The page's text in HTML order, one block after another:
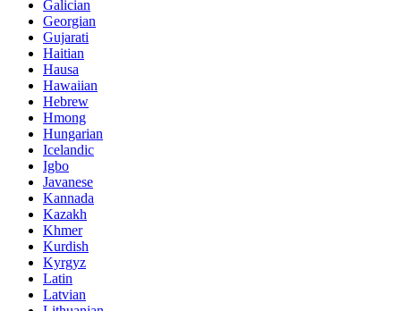
Galician
Georgian
Gujarati
Haitian
Hausa
Hawaiian
Hebrew
Hmong
Hungarian
Icelandic
Igbo
Javanese
Kannada
Kazakh
Khmer
Kurdish
Kyrgyz
Latin
Latvian